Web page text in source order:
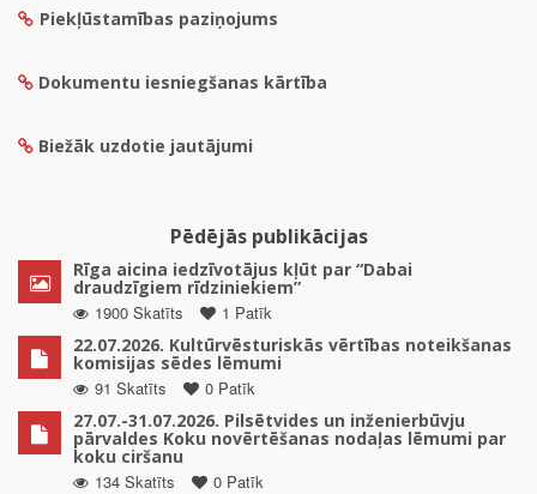
Piekļūstamības paziņojums
Dokumentu iesniegšanas kārtība
Biežāk uzdotie jautājumi
Pēdējās publikācijas
Rīga aicina iedzīvotājus kļūt par “Dabai
draudzīgiem rīdziniekiem”
1900 Skatīts
1 Patīk
22.07.2026. Kultūrvēsturiskās vērtības noteikšanas
komisijas sēdes lēmumi
91 Skatīts
0 Patīk
27.07.-31.07.2026. Pilsētvides un inženierbūvju
pārvaldes Koku novērtēšanas nodaļas lēmumi par
koku ciršanu
134 Skatīts
0 Patīk